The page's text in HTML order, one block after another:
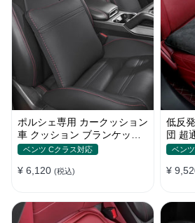
ポルシェ専用 カークッション
車 クッション ブランケット
最新型 低反発 運転 通気性 健
スター ケイマン カイエン マ
ベンツ Cクラス対応
¥ 6,120 (税込)
低反
団 超
ッシ
ベン
¥